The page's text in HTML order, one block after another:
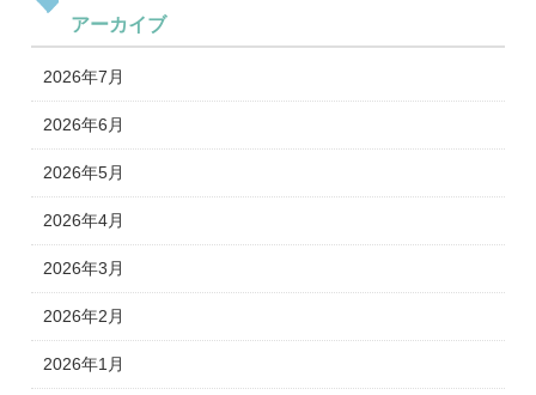
アーカイブ
2026年7月
2026年6月
2026年5月
2026年4月
2026年3月
2026年2月
2026年1月